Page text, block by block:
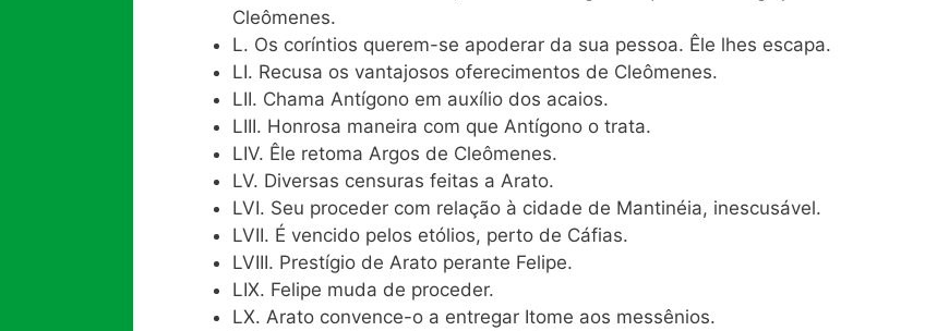
Cleômenes.
L. Os coríntios querem-se apoderar da sua pessoa. Êle lhes escapa.
LI. Recusa os vantajosos oferecimentos de Cleômenes.
LII. Chama Antígono em auxílio dos acaios.
LIII. Honrosa maneira com que Antígono o trata.
LIV. Êle retoma Argos de Cleômenes.
LV. Diversas censuras feitas a Arato.
LVI. Seu proceder com relação à cidade de Mantinéia, inescusável.
LVII. É vencido pelos etólios, perto de Cáfias.
LVIII. Prestígio de Arato perante Felipe.
LIX. Felipe muda de proceder.
LX. Arato convence-o a entregar Itome aos messênios.